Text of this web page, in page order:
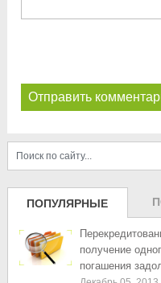
ПОПУЛЯРНЫЕ
ЗАПИСИ
получение
погашения